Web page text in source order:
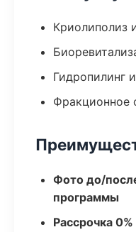
Криолиполиз
Гидропилинг
Фракционное
Фото до/
программы
Рассрочка